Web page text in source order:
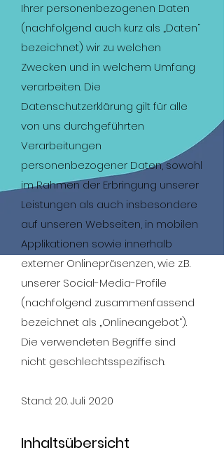
Ihrer personenbezogenen Daten
(nachfolgend auch kurz als „Daten“
bezeichnet) wir zu welchen
Zwecken und in welchem Umfang
verarbeiten. Die
Datenschutzerklärung gilt für alle
von uns durchgeführten
Verarbeitungen
personenbezogener Daten, sowohl
im Rahmen der Erbringung unserer
Leistungen als auch insbesondere
auf unseren Webseiten, in mobilen
Applikationen sowie innerhalb
externer Onlinepräsenzen, wie z.B.
unserer Social-Media-Profile
(nachfolgend zusammenfassend
bezeichnet als „Onlineangebot“).
Die verwendeten Begriffe sind
nicht geschlechtsspezifisch.
Stand: 20. Juli 2020
Inhaltsübersicht